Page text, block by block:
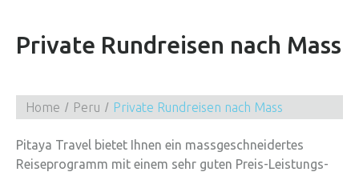
Private Rundreisen nach Mass
Home Peru Private Rundreisen nach Mass
Pitaya Travel bietet Ihnen ein massgeschneidertes
Reiseprogramm mit einem sehr guten Preis-Leistungs-